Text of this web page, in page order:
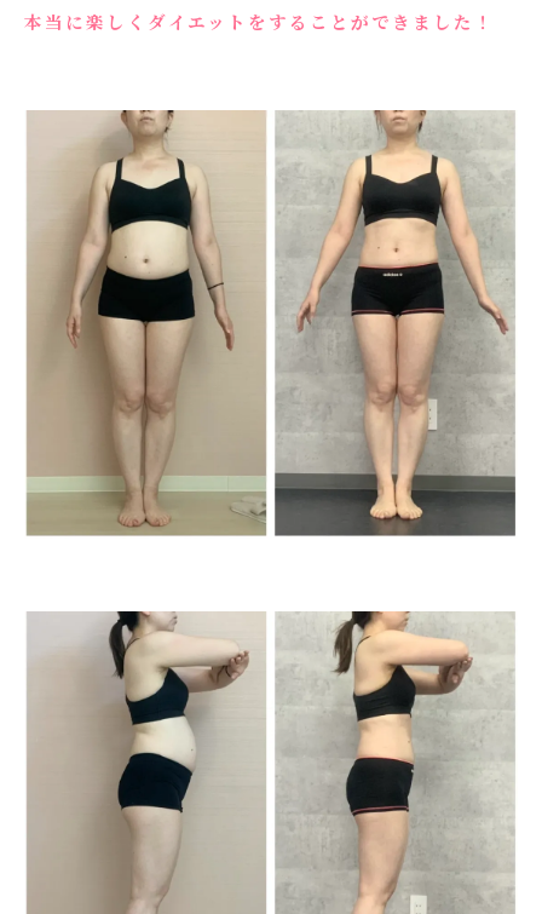
本当に楽しくダイエットをすることができました！